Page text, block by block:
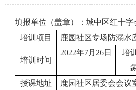
政府信息公开
网上办事
互动回应
数据专题
填报单位（盖章）：城中区
培训项目
鹿园社区专场防溺水
培训时间
2022年7月26日
培
授课地址 鹿园社区居委会会议